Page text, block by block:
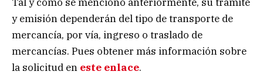
y emisión dependerán del tipo de transporte de
mercancía, por vía, ingreso o traslado de
mercancías. Pues obtener más información sobre
la solicitud en este enlace.